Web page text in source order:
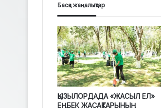
Басқа жаңалықтар
ҚЫЗЫЛОРДАДА «ЖАСЫЛ ЕЛ»
ЕҢБЕК ЖАСАҚТАРЫНЫҢ